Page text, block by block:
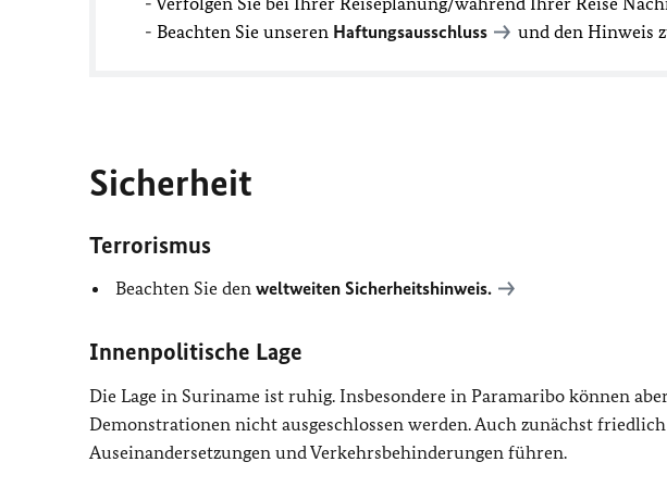
- Beachten Sie unseren Haftungsausschluss und den Hinweis
Sicherheit
Terrorismus
Beachten Sie denweltweiten Sicherheitshinweis.
Innenpolitische Lage
Die Lage in Suriname ist ruhig. Insbesondere in Paramaribo können
Demonstrationen nicht ausgeschlossen werden. Auch zunächst
Auseinandersetzungen und Verkehrsbehinderungen führen.